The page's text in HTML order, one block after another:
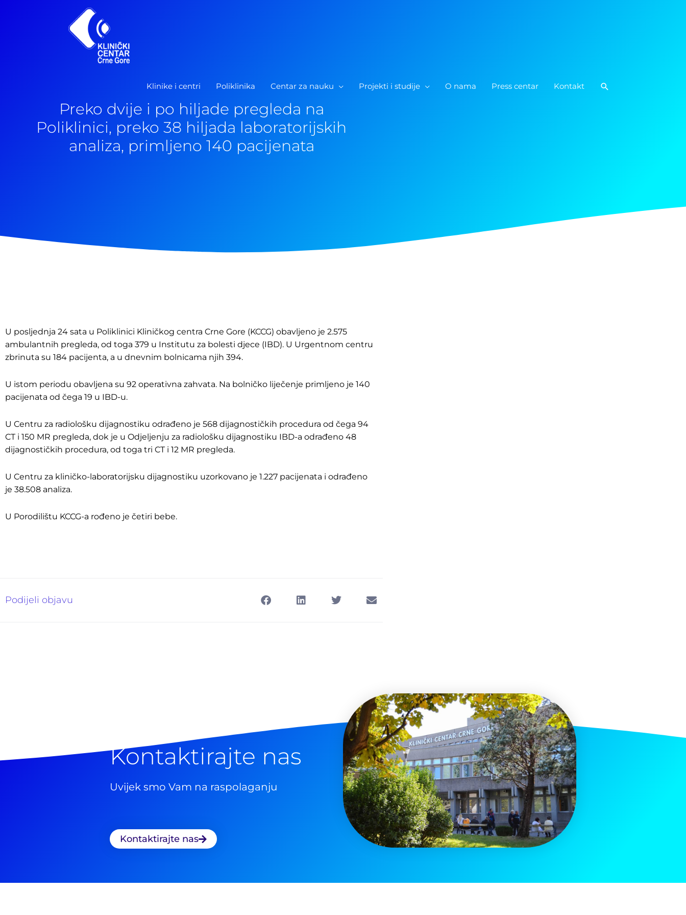
Klinike i centri Poliklinika Centar za nauku Projekti i studije O nama Press centar Kontakt Pretraga
Preko dvije i po hiljade pregleda na
Poliklinici, preko 38 hiljada laboratorijskih
analiza, primljeno 140 pacijenata
U posljednja 24 sata u Poliklinici Kliničkog centra Crne Gore (KCCG) obavljeno je 2.575
ambulantnih pregleda, od toga 379 u Institutu za bolesti djece (IBD). U Urgentnom centru
zbrinuta su 184 pacijenta, a u dnevnim bolnicama njih 394.
U istom periodu obavljena su 92 operativna zahvata. Na bolničko liječenje primljeno je 140
pacijenata od čega 19 u IBD-u.
U Centru za radiološku dijagnostiku odrađeno je 568 dijagnostičkih procedura od čega 94
CT i 150 MR pregleda, dok je u Odjeljenju za radiološku dijagnostiku IBD-a odrađeno 48
dijagnostičkih procedura, od toga tri CT i 12 MR pregleda.
U Centru za kliničko-laboratorijsku dijagnostiku uzorkovano je 1.227 pacijenata i odrađeno
je 38.508 analiza.
U Porodilištu KCCG-a rođeno je četiri bebe.
Podijeli objavu
Kontaktirajte nas
Uvijek smo Vam na raspolaganju
Kontaktirajte nas